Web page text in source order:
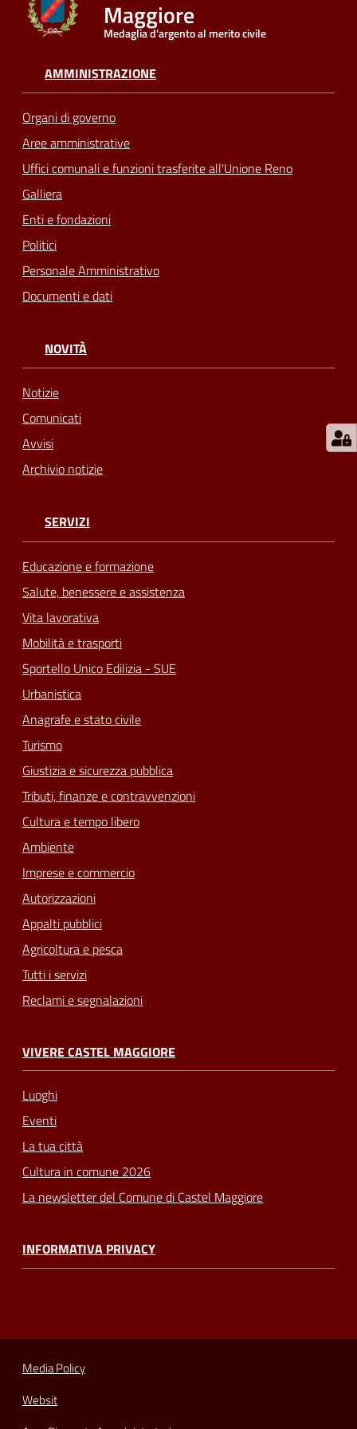
Seguici
Maggiore
Medaglia d'argento al merito civile
AMMINISTRAZIONE
Organi di governo
Aree amministrative
Uffici comunali e funzioni trasferite all'Unione Reno
Galliera
Enti e fondazioni
Politici
Personale Amministrativo
Documenti e dati
NOVITÀ
Notizie
Comunicati
Avvisi
Archivio notizie
SERVIZI
Educazione e formazione
Salute, benessere e assistenza
Vita lavorativa
Mobilità e trasporti
Sportello Unico Edilizia - SUE
Urbanistica
Anagrafe e stato civile
Turismo
Giustizia e sicurezza pubblica
Tributi, finanze e contravvenzioni
Cultura e tempo libero
Ambiente
Imprese e commercio
Autorizzazioni
Appalti pubblici
Agricoltura e pesca
Tutti i servizi
Reclami e segnalazioni
VIVERE CASTEL MAGGIORE
Luoghi
Eventi
La tua città
Cultura in comune 2026
La newsletter del Comune di Castel Maggiore
INFORMATIVA PRIVACY
Media Policy
Websit